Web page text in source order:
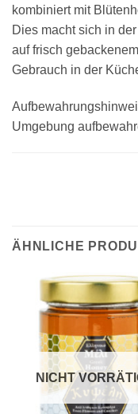
kombiniert mit
Dies macht sich in
auf frisch
Gebrauch in der
Umgebung
ÄHNLICHE
NICHT